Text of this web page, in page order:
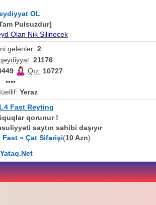
OL
Pulsuzdur]
Olan Nik Silinecek
gələnlər: 2
: 21176
Qız: 10727
••••
Yeraz
Fast Reyting
qorunur !
saytın sahibi daşıyır
» Çat Sifarişi(10 Azn)
Yataq.Net